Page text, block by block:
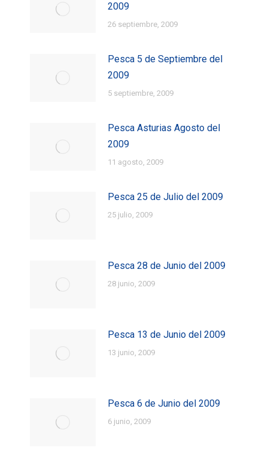
2009
26 septiembre, 2009
Pesca 5 de Septiembre del
2009
5 septiembre, 2009
Pesca Asturias Agosto del
2009
11 agosto, 2009
Pesca 25 de Julio del 2009
25 julio, 2009
Pesca 28 de Junio del 2009
28 junio, 2009
Pesca 13 de Junio del 2009
13 junio, 2009
Pesca 6 de Junio del 2009
6 junio, 2009